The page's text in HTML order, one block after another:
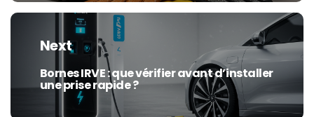
Next
Next
post:
Bornes IRVE : que vérifier avant d’installer
une prise rapide ?